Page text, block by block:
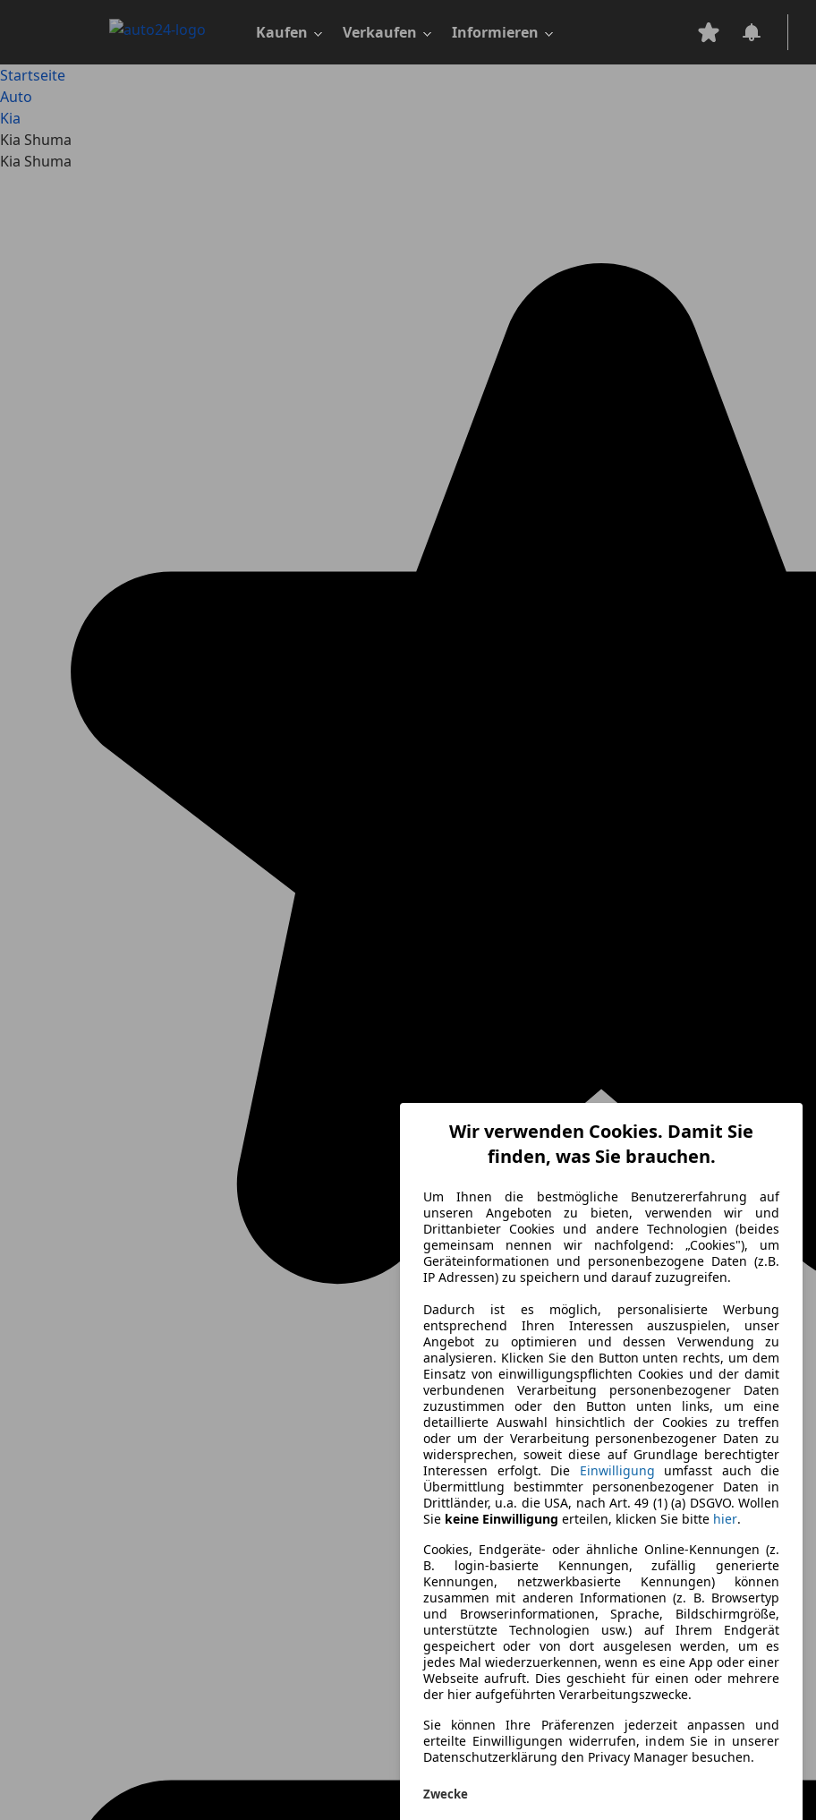
Kaufen Verkaufen Informieren
Startseite
Auto
Kia
Kia Shuma
Kia Shuma
Wir verwenden Cookies. Damit Sie
finden, was Sie brauchen.
Um Ihnen die bestmögliche Benutzererfahrung auf
unseren Angeboten zu bieten, verwenden wir und
Drittanbieter Cookies und andere Technologien (beides
gemeinsam nennen wir nachfolgend: „Cookies"), um
Geräteinformationen und personenbezogene Daten (z.B.
IP Adressen) zu speichern und darauf zuzugreifen.
Dadurch ist es möglich, personalisierte Werbung
entsprechend Ihren Interessen auszuspielen, unser
Angebot zu optimieren und dessen Verwendung zu
analysieren. Klicken Sie den Button unten rechts, um dem
Einsatz von einwilligungspflichten Cookies und der damit
verbundenen Verarbeitung personenbezogener Daten
zuzustimmen oder den Button unten links, um eine
detaillierte Auswahl hinsichtlich der Cookies zu treffen
oder um der Verarbeitung personenbezogener Daten zu
widersprechen, soweit diese auf Grundlage berechtigter
Interessen erfolgt. Die Einwilligung umfasst auch die
Übermittlung bestimmter personenbezogener Daten in
Drittländer, u.a. die USA, nach Art. 49 (1) (a) DSGVO. Wollen
Sie keine Einwilligung erteilen, klicken Sie bitte hier.
Cookies, Endgeräte- oder ähnliche Online-Kennungen (z.
B. login-basierte Kennungen, zufällig generierte
Kennungen, netzwerkbasierte Kennungen) können
zusammen mit anderen Informationen (z. B. Browsertyp
und Browserinformationen, Sprache, Bildschirmgröße,
unterstützte Technologien usw.) auf Ihrem Endgerät
gespeichert oder von dort ausgelesen werden, um es
jedes Mal wiederzuerkennen, wenn es eine App oder einer
Webseite aufruft. Dies geschieht für einen oder mehrere
der hier aufgeführten Verarbeitungszwecke.
Sie können Ihre Präferenzen jederzeit anpassen und
erteilte Einwilligungen widerrufen, indem Sie in unserer
Datenschutzerklärung den Privacy Manager besuchen.
Zwecke